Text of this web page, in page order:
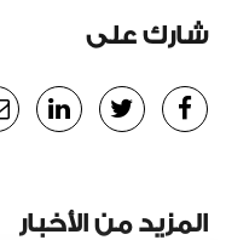
شارك على
المزيد من الأخبار